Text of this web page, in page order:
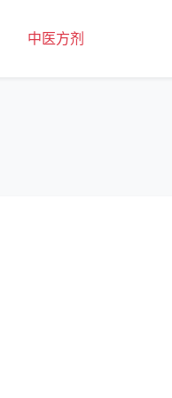
中医方剂